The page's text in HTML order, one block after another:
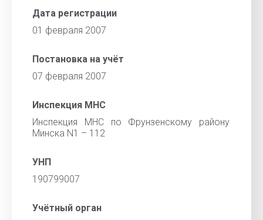
Дата регистрации
01 февраля 2007
Постановка на учёт
07 февраля 2007
Инспекция МНС
Инспекция МНС по Фрунзенскому району
Минска N1 – 112
УНП
190799007
Учётный орган